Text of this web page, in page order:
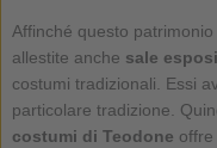
Affinché questo
allestite anche sale
costumi tradizionali. Essi
particolare tradizione.
costumi di Teodone